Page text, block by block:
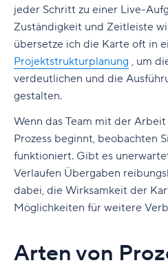
jeder Schritt zu einer Live-
Zuständigkeit und Zeitleiste
übersetze ich die Karte oft in
Projektstrukturplanung , um
verdeutlichen und die
gestalten.
Wenn das Team mit der
Prozess beginnt, beobachten
funktioniert. Gibt es
Verlaufen Übergaben
dabei, die Wirksamkeit der
Möglichkeiten für weitere
Arten von